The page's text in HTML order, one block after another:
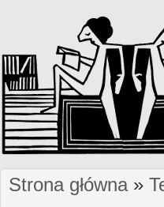
Jesteś tutaj
Strona główna»